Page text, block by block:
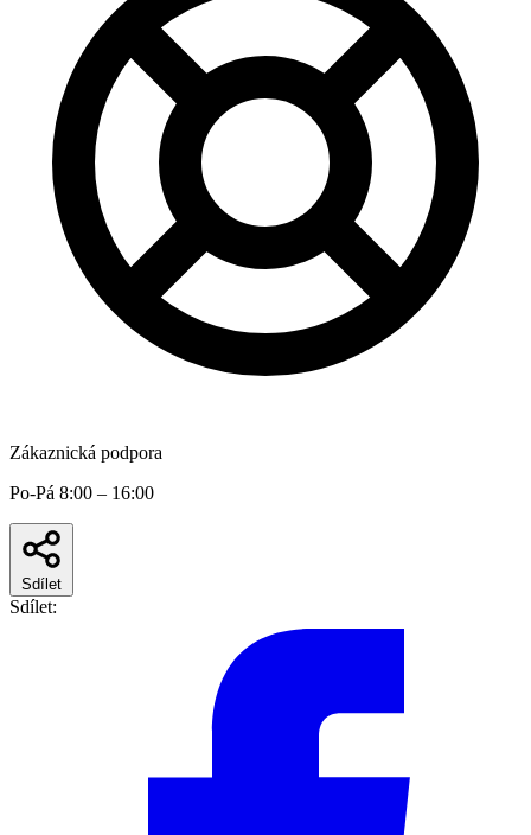
Zákaznická podpora
Po-Pá 8:00 – 16:00
Sdílet
Sdílet: